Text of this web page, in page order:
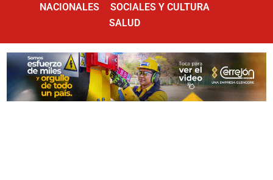
NACIONALES
SOCIALES Y CULTURA
SALUD